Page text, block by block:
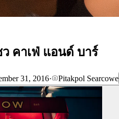
ว คาเฟ่ แอนด์ บาร์
31, 2016· Pitakpol Searcowe